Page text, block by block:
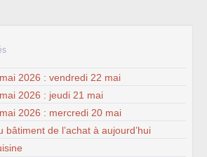
2026 : vendredi 22 mai
2026 : jeudi 21 mai
2026 : mercredi 20 mai
de l’achat à aujourd’hui